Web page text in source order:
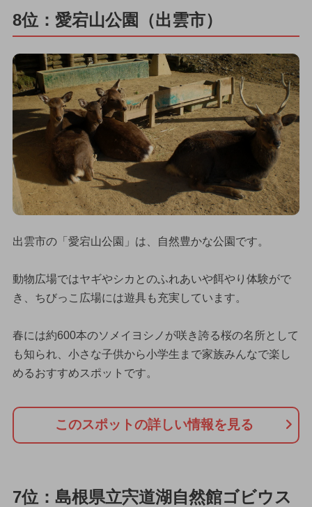
8位：愛宕山公園（出雲市）
出雲市の「愛宕山公園」は、自然豊かな公園です。
動物広場ではヤギやシカとのふれあいや餌やり体験がで
き、ちびっこ広場には遊具も充実しています。
春には約600本のソメイヨシノが咲き誇る桜の名所として
も知られ、小さな子供から小学生まで家族みんなで楽し
めるおすすめスポットです。
このスポットの詳しい情報を見る
7位：島根県立宍道湖自然館ゴビウス